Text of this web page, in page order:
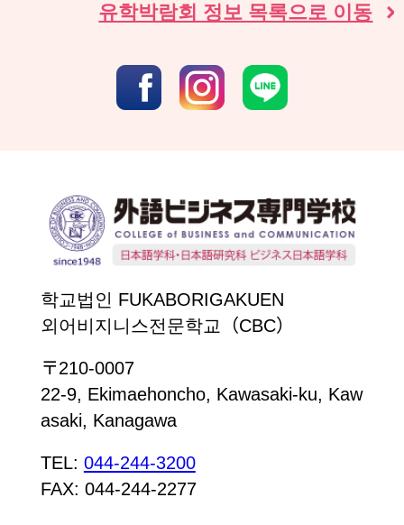
유학박람회 정보 목록으로 이동
학교법인 FUKABORIGAKUEN
외어비지니스전문학교（CBC）
〒210-0007
22-9, Ekimaehoncho, Kawasaki-ku, Kaw
asaki, Kanagawa
TEL: 044-244-3200
FAX: 044-244-2277